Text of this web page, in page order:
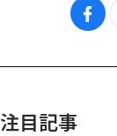
注目記事